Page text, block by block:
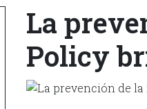
La
Policy